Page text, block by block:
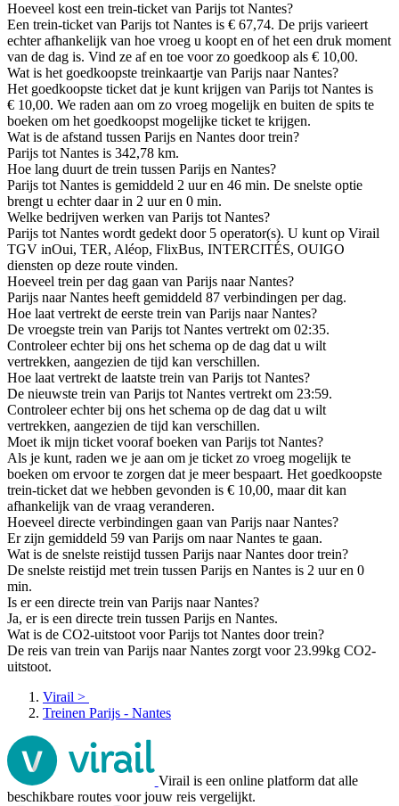
Hoeveel kost een trein-ticket van Parijs tot Nantes?
Een trein-ticket van Parijs tot Nantes is € 67,74. De prijs varieert
echter afhankelijk van hoe vroeg u koopt en of het een druk moment
van de dag is. Vind ze af en toe voor zo goedkoop als € 10,00.
Wat is het goedkoopste treinkaartje van Parijs naar Nantes?
Het goedkoopste ticket dat je kunt krijgen van Parijs tot Nantes is
€ 10,00. We raden aan om zo vroeg mogelijk en buiten de spits te
boeken om het goedkoopst mogelijke ticket te krijgen.
Wat is de afstand tussen Parijs en Nantes door trein?
Parijs tot Nantes is 342,78 km.
Hoe lang duurt de trein tussen Parijs en Nantes?
Parijs tot Nantes is gemiddeld 2 uur en 46 min. De snelste optie
brengt u echter daar in 2 uur en 0 min.
Welke bedrijven werken van Parijs tot Nantes?
Parijs tot Nantes wordt gedekt door 5 operator(s). U kunt op Virail
TGV inOui, TER, Aléop, FlixBus, INTERCITÉS, OUIGO
diensten op deze route vinden.
Hoeveel trein per dag gaan van Parijs naar Nantes?
Parijs naar Nantes heeft gemiddeld 87 verbindingen per dag.
Hoe laat vertrekt de eerste trein van Parijs naar Nantes?
De vroegste trein van Parijs tot Nantes vertrekt om 02:35.
Controleer echter bij ons het schema op de dag dat u wilt
vertrekken, aangezien de tijd kan verschillen.
Hoe laat vertrekt de laatste trein van Parijs tot Nantes?
De nieuwste trein van Parijs tot Nantes vertrekt om 23:59.
Controleer echter bij ons het schema op de dag dat u wilt
vertrekken, aangezien de tijd kan verschillen.
Moet ik mijn ticket vooraf boeken van Parijs tot Nantes?
Als je kunt, raden we je aan om je ticket zo vroeg mogelijk te
boeken om ervoor te zorgen dat je meer bespaart. Het goedkoopste
trein-ticket dat we hebben gevonden is € 10,00, maar dit kan
afhankelijk van de vraag veranderen.
Hoeveel directe verbindingen gaan van Parijs naar Nantes?
Er zijn gemiddeld 59 van Parijs om naar Nantes te gaan.
Wat is de snelste reistijd tussen Parijs naar Nantes door trein?
De snelste reistijd met trein tussen Parijs en Nantes is 2 uur en 0
min.
Is er een directe trein van Parijs naar Nantes?
Ja, er is een directe trein tussen Parijs en Nantes.
Wat is de CO2-uitstoot voor Parijs tot Nantes door trein?
De reis van trein van Parijs naar Nantes zorgt voor 23.99kg CO2-
uitstoot.
Virail >
Treinen Parijs - Nantes
Virail is een online platform dat alle
beschikbare routes voor jouw reis vergelijkt.